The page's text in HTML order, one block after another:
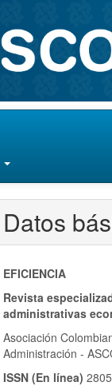
Datos
EFICIENCIA
Revista
administrativas
Asociación
Administración -
ISSN (En línea)